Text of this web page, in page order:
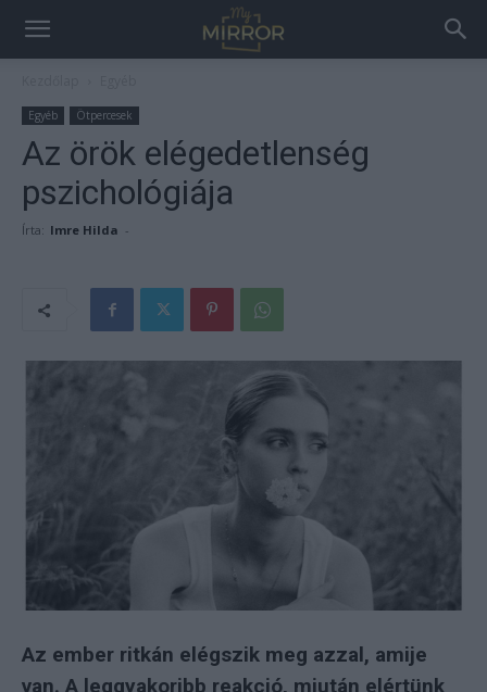
Egyéb Ötpercesek
Az örök elégedetlenség
pszichológiája
Írta: Imre Hilda -
Az ember ritkán elégszik meg azzal, amije
van. A leggyakoribb reakció, miután elértünk